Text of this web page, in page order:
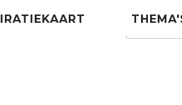
Zoeken